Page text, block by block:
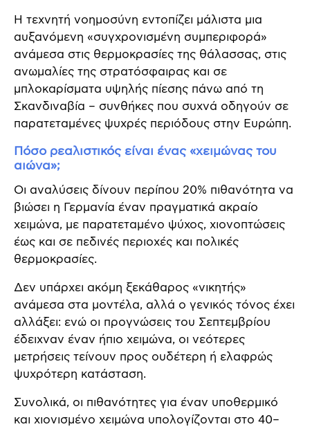
Η τεχνητή νοημοσύνη εντοπίζει μάλιστα μια
αυξανόμενη «συγχρονισμένη συμπεριφορά»
ανάμεσα στις θερμοκρασίες της θάλασσας, στις
ανωμαλίες της στρατόσφαιρας και σε
μπλοκαρίσματα υψηλής πίεσης πάνω από τη
Σκανδιναβία – συνθήκες που συχνά οδηγούν σε
παρατεταμένες ψυχρές περιόδους στην Ευρώπη.
Πόσο ρεαλιστικός είναι ένας «χειμώνας του
αιώνα»;
Οι αναλύσεις δίνουν περίπου 20% πιθανότητα να
βιώσει η Γερμανία έναν πραγματικά ακραίο
χειμώνα, με παρατεταμένο ψύχος, χιονοπτώσεις
έως και σε πεδινές περιοχές και πολικές
θερμοκρασίες.
Δεν υπάρχει ακόμη ξεκάθαρος «νικητής»
ανάμεσα στα μοντέλα, αλλά ο γενικός τόνος έχει
αλλάξει: ενώ οι προγνώσεις του Σεπτεμβρίου
έδειχναν έναν ήπιο χειμώνα, οι νεότερες
μετρήσεις τείνουν προς ουδέτερη ή ελαφρώς
ψυχρότερη κατάσταση.
Συνολικά, οι πιθανότητες για έναν υποθερμικό
και χιονισμένο χειμώνα υπολογίζονται στο 40–